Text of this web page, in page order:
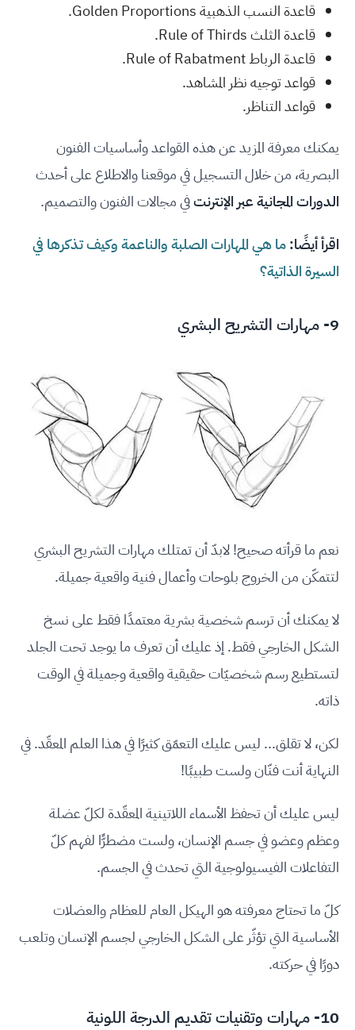
قاعدة النسب الذهبية Golden Proportions.
قاعدة الثلث Rule of Thirds.
قاعدة الرباط Rule of Rabatment.
قواعد توجيه نظر المشاهد.
قواعد التناظر.
يمكنك معرفة المزيد عن هذه القواعد وأساسيات الفنون
البصرية، من خلال التسجيل في موقعنا والاطلاع على أحدث
الدورات المجانية عبر الإنترنتفي مجالات الفنون والتصميم.
اقرأ أيضًا:ما هي المهارات الصلبة والناعمة وكيف تذكرها في
السيرة الذاتية؟
9- مهارات التشريح البشري
نعم ما قرأته صحيح! لابدّ أن تمتلك مهارات التشريح البشري
لتتمكّن من الخروج بلوحات وأعمال فنية واقعية جميلة.
لا يمكنك أن ترسم شخصية بشرية معتمدًا فقط على نسخ
الشكل الخارجي فقط. إذ عليك أن تعرف ما يوجد تحت الجلد
لتستطيع رسم شخصيّات حقيقية واقعية وجميلة في الوقت
ذاته.
لكن، لا تقلق... ليس عليك التعمّق كثيرًا في هذا العلم المعقّد. في
النهاية أنت فنّان ولست طبيبًا!
ليس عليك أن تحفظ الأسماء اللاتينية المعقّدة لكلّ عضلة
وعظم وعضو في جسم الإنسان، ولست مضطرًّا لفهم كلّ
التفاعلات الفيسيولوجية التي تحدث في الجسم.
كلّ ما تحتاج معرفته هو الهيكل العام للعظام والعضلات
الأساسية التي تؤثّر على الشكل الخارجي لجسم الإنسان وتلعب
دورًا في حركته.
10- مهارات وتقنيات تقديم الدرجة اللونية